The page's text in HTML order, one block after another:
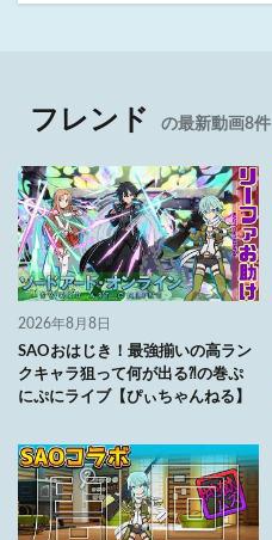
フレンド の最新動画8件
2026年8月8日
SAOおはじき！最強揃いの高ラン
クキャラ狙って何が出る⁈の巻ぷ
にぷにライブ【ぴぃちゃんねる】